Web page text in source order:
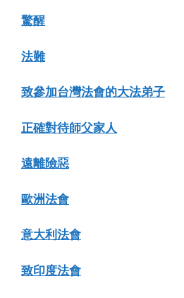
驚醒
法難
致參加台灣法會的大法弟子
正確對待師父家人
遠離險惡
歐洲法會
意大利法會
致印度法會